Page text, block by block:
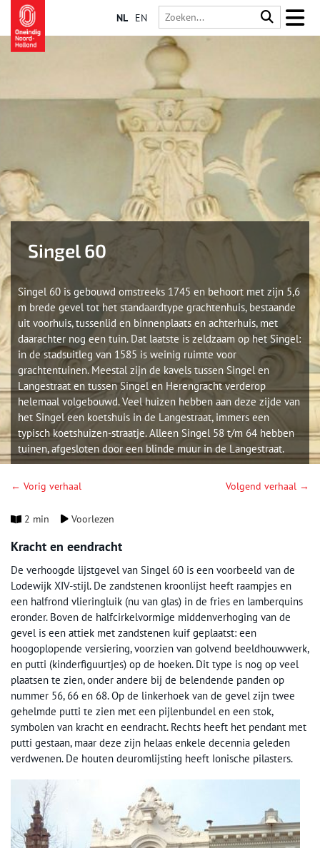
NL EN
Singel 60
Singel 60 is gebouwd omstreeks 1745 en behoort met zijn 5,6
m brede gevel tot het standaardtype grachtenhuis, bestaande
uit voorhuis, tussenlid en binnenplaats en achterhuis, met
daarachter nog een tuin. Dat laatste is zeldzaam op het Singel:
in de stadsuitleg van 1585 is weinig ruimte voor
grachtentuinen. Meestal zijn de kavels tussen Singel en
Langestraat en tussen Singel en Herengracht verderop
helemaal volgebouwd. Veel huizen hebben aan deze zijde van
het Singel een koetshuis in de Langestraat, immers een
typisch koetshuizen-straatje. Alleen Singel 58 t/m 64 hebben
tuinen, afgesloten door een blinde muur in de Langestraat.
← Vorig verhaal Volgend verhaal →
2 min Voorlezen
Kracht en eendracht
De verhoogde lijstgevel van Singel 60 is een voorbeeld van de
Lodewijk XIV-stijl. De zandstenen kroonlijst heeft raampjes en
een halfrond vlieringluik (nu van glas) in de fries en lamberquins
eronder. Boven de halfcirkelvormige middenverhoging van de
gevel is een attiek met zandstenen kuif geplaatst: een
hoogoplopende versiering, voorzien van golvend beeldhouwwerk,
en putti (kinderfiguurtjes) op de hoeken. Dit type is nog op veel
plaatsen te zien, onder andere bij de belendende panden op
nummer 56, 66 en 68. Op de linkerhoek van de gevel zijn twee
gehelmde putti te zien met een pijlenbundel en een stok,
symbolen van kracht en eendracht. Rechts heeft het pendant met
putti gestaan, maar deze zijn helaas enkele decennia geleden
verdwenen. De houten deuromlijsting heeft Ionische pilasters.